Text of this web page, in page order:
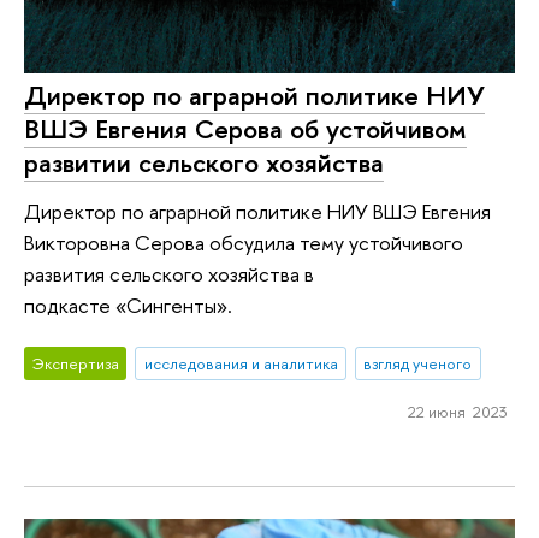
Директор по аграрной политике НИУ
ВШЭ Евгения Серова об устойчивом
развитии сельского хозяйства
Директор по аграрной политике НИУ ВШЭ Евгения
Викторовна Серова обсудила тему устойчивого
развития сельского хозяйства в
подкасте «Сингенты».
Экспертиза исследования и аналитика взгляд ученого
22 июня 2023